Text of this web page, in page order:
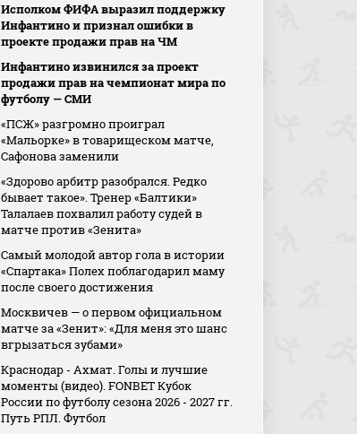
Исполком ФИФА выразил поддержку
Инфантино и признал ошибки в
проекте продажи прав на ЧМ
Инфантино извинился за проект
продажи прав на чемпионат мира по
футболу — СМИ
«ПСЖ» разгромно проиграл
«Мальорке» в товарищеском матче,
Сафонова заменили
«Здорово арбитр разобрался. Редко
бывает такое». Тренер «Балтики»
Талалаев похвалил работу судей в
матче против «Зенита»
Самый молодой автор гола в истории
«Спартака» Полех поблагодарил маму
после своего достижения
Москвичев — о первом официальном
матче за «Зенит»: «Для меня это шанс
вгрызаться зубами»
Краснодар - Ахмат. Голы и лучшие
моменты (видео). FONBET Кубок
России по футболу сезона 2026 - 2027 гг.
Путь РПЛ. Футбол